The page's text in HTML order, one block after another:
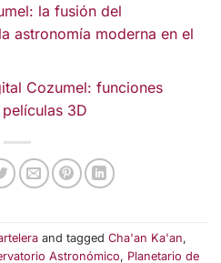
la fusión del
astronomía moderna en el
Cozumel: funciones
3D
and tagged Cha'an Ka'an,
Astronómico, Planetario de